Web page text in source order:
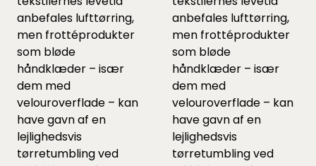
anbefales lufttørring,
men frottéprodukter
som bløde
håndklæder – især
dem med
velouroverflade – kan
have gavn af en
lejlighedsvis
tørretumbling ved
anbefales lufttørring,
men frottéprodukter
som bløde
håndklæder – især
dem med
velouroverflade – kan
have gavn af en
lejlighedsvis
tørretumbling ved